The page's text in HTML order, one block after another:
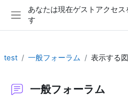
メインコンテンツへスキップする
サイドパネル
あなたは現在ゲストアクセス
す
test 一般フォーラム 表示する
一般フォーラム